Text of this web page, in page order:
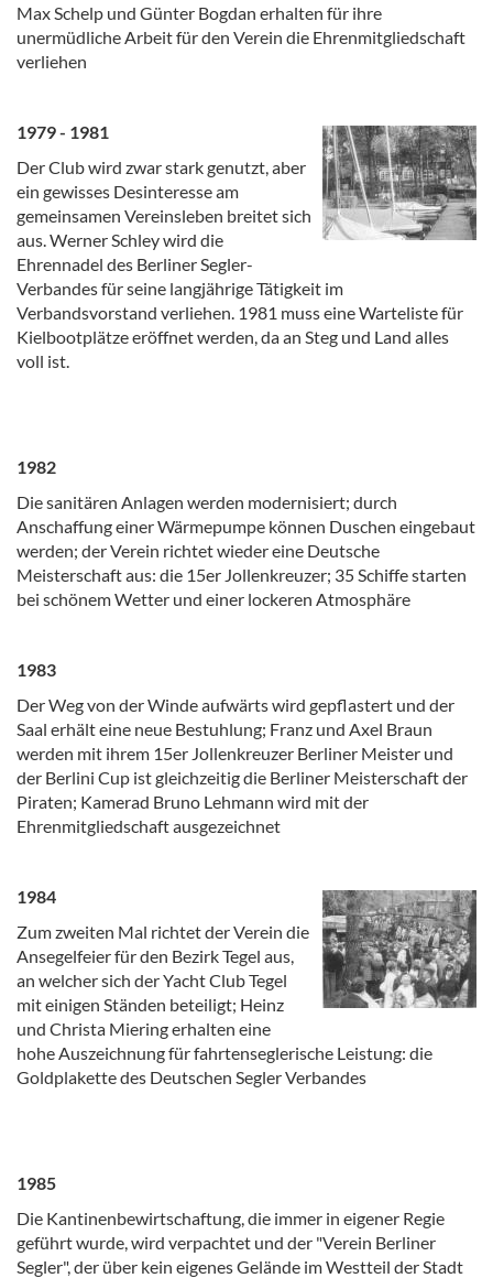
Max Schelp und Günter Bogdan erhalten für ihre
unermüdliche Arbeit für den Verein die Ehrenmitgliedschaft
verliehen
1979 - 1981
Der Club wird zwar stark genutzt, aber
ein gewisses Desinteresse am
gemeinsamen Vereinsleben breitet sich
aus. Werner Schley wird die
Ehrennadel des Berliner Segler-
Verbandes für seine langjährige Tätigkeit im
Verbandsvorstand verliehen. 1981 muss eine Warteliste für
Kielbootplätze eröffnet werden, da an Steg und Land alles
voll ist.
1982
Die sanitären Anlagen werden modernisiert; durch
Anschaffung einer Wärmepumpe können Duschen eingebaut
werden; der Verein richtet wieder eine Deutsche
Meisterschaft aus: die 15er Jollenkreuzer; 35 Schiffe starten
bei schönem Wetter und einer lockeren Atmosphäre
1983
Der Weg von der Winde aufwärts wird gepflastert und der
Saal erhält eine neue Bestuhlung; Franz und Axel Braun
werden mit ihrem 15er Jollenkreuzer Berliner Meister und
der Berlini Cup ist gleichzeitig die Berliner Meisterschaft der
Piraten; Kamerad Bruno Lehmann wird mit der
Ehrenmitgliedschaft ausgezeichnet
1984
Zum zweiten Mal richtet der Verein die
Ansegelfeier für den Bezirk Tegel aus,
an welcher sich der Yacht Club Tegel
mit einigen Ständen beteiligt; Heinz
und Christa Miering erhalten eine
hohe Auszeichnung für fahrtenseglerische Leistung: die
Goldplakette des Deutschen Segler Verbandes
1985
Die Kantinenbewirtschaftung, die immer in eigener Regie
geführt wurde, wird verpachtet und der "Verein Berliner
Segler", der über kein eigenes Gelände im Westteil der Stadt